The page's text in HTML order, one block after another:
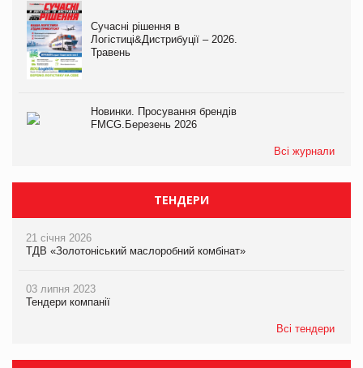
Сучасні рішення в
Логістиці&Дистрибуції – 2026.
Травень
Новинки. Просування брендів
FMCG.Березень 2026
Всі журнали
ТЕНДЕРИ
21 січня 2026
ТДВ «Золотоніський маслоробний комбінат»
03 липня 2023
Тендери компанії
Всі тендери